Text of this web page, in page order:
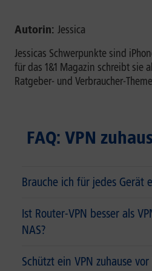
Autorin: Jessica
Jessicas Schwerpunkte sind
für das 1&1 Magazin schreibt sie
Ratgeber- und Verbraucher-
FAQ: VPN
Brauche ich für jedes Gerät
Ist Router-VPN besser als
NAS?
Schützt ein VPN zuhause